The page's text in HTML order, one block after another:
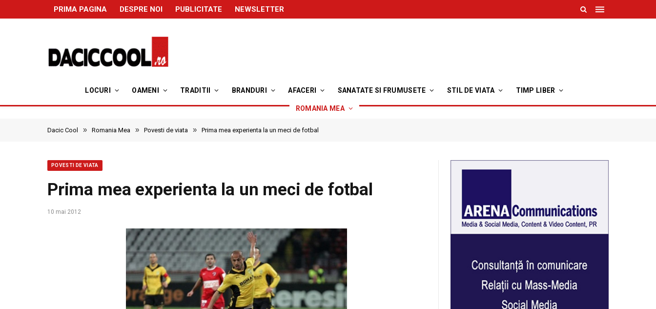
PRIMA PAGINA DESPRE NOI PUBLICITATE NEWSLETTER
LOCURI OAMENI TRADITII BRANDURI AFACERI SANATATE SI FRUMUSETE STIL DE VIATA TIMP LIBER
ROMANIA MEA
Dacic Cool » Romania Mea » Povesti de viata » Prima mea experienta la un meci de fotbal
POVESTI DE VIATA
Prima mea experienta la un meci de fotbal
10 mai 2012